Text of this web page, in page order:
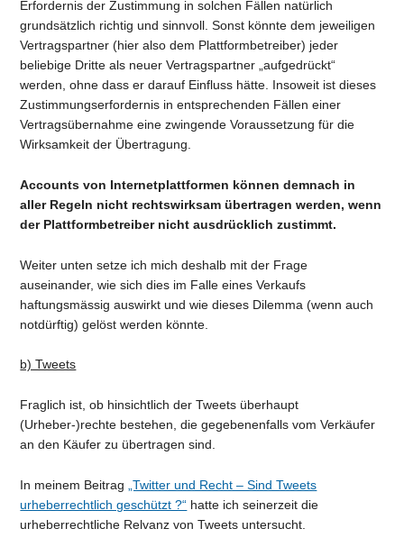
Erfordernis der Zustimmung in solchen Fällen natürlich
grundsätzlich richtig und sinnvoll. Sonst könnte dem jeweiligen
Vertragspartner (hier also dem Plattformbetreiber) jeder
beliebige Dritte als neuer Vertragspartner „aufgedrückt“
werden, ohne dass er darauf Einfluss hätte. Insoweit ist dieses
Zustimmungserfordernis in entsprechenden Fällen einer
Vertragsübernahme eine zwingende Voraussetzung für die
Wirksamkeit der Übertragung.
Accounts von Internetplattformen können demnach in
aller Regeln nicht rechtswirksam übertragen werden, wenn
der Plattformbetreiber nicht ausdrücklich zustimmt.
Weiter unten setze ich mich deshalb mit der Frage
auseinander, wie sich dies im Falle eines Verkaufs
haftungsmässig auswirkt und wie dieses Dilemma (wenn auch
notdürftig) gelöst werden könnte.
b) Tweets
Fraglich ist, ob hinsichtlich der Tweets überhaupt
(Urheber-)rechte bestehen, die gegebenenfalls vom Verkäufer
an den Käufer zu übertragen sind.
In meinem Beitrag
„Twitter und Recht – Sind Tweets
urheberrechtlich geschützt ?“ hatte ich seinerzeit die
urheberrechtliche Relvanz von Tweets untersucht.